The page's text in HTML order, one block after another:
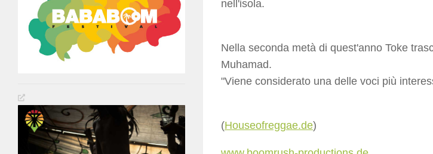
nell'isola.
Nella seconda metà di quest'anno Toke
Muhamad.
"Viene considerato una delle voci più
(Houseofreggae.de)